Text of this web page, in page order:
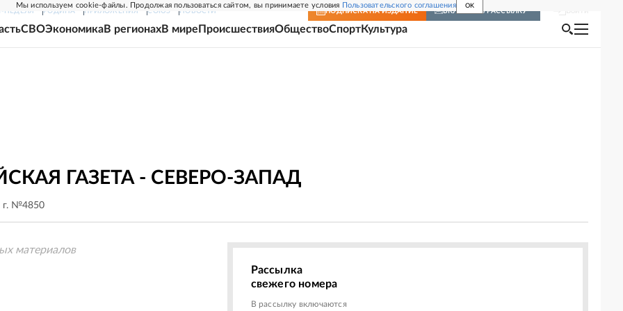
Мы используем cookie-файлы. Продолжая пользоваться сайтом, вы принимаете условия Пользовательского соглашения OK
НЕДЕЛЯ РОДИНА ПРИЛОЖЕНИЯ СОЮЗ НОВОСТИ ПОДПИСКА НА ИЗДАНИЕ ВКЛЮЧИТЬ РАССЫЛКУ
СВОЭкономикаВ регионахВ мире ПроисшествияОбществоСпортКультура
ГАЗЕТА - СЕВЕРО-ЗАПАД
г. №4850
материалов
Рассылка
свежего номера
В рассылку включаются